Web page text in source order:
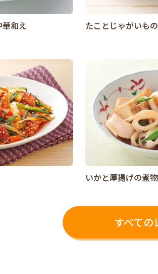
和え たことじゃがいも
いかと厚揚げの煮物
すべての